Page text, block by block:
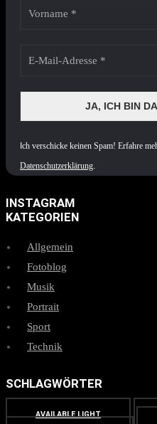
ch verschicke keinen Spam! Erfahre
Datenschutzerklärung.
INSTAGRAM
KATEGORIEN
Allgemein
Fotoblog
Musik
Portrait
Sport
Technik
SCHLAGWÖRTER
AVAILABLE LIGHT